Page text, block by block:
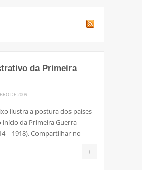
da Primeira
DE 2009
ilustra a postura dos países
da Primeira Guerra
– 1918). Compartilhar no
+